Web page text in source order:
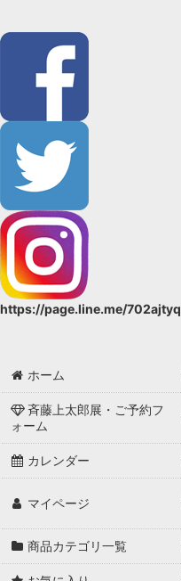
https://page.line.me/702ajtyq
ホーム
斉藤上太郎展・ご予約フ
ォーム
カレンダー
マイページ
商品カテゴリ一覧